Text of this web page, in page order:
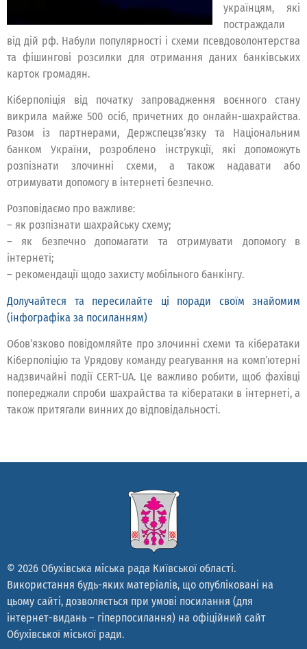
українцям, які
постраждали
від дій рф. Набули популярності і схеми псевдоволонтерства
та фішингові розсилки для отримання даних банківських
карток громадян.
Кіберполіція від початку запровадження воєнного стану
викрила майже 500 осіб, причетних до онлайн-шахрайства.
Разом із партнерами, Держспецзв’язку та Національним
банком України, розроблено інструкції, які допоможуть
розпізнати злочинні схеми, а також надавати або
отримувати допомогу в інтернеті безпечно.
Розповідаємо про важливе:
– як розпізнати шахрайську схему;
– як безпечно допомагати та отримувати допомогу в
інтернеті;
– рекомендації щодо захисту мобільного банкінгу.
Долучайтеся та пересилайте ці поради своїм знайомим
(інфографіка за посиланням)
Обовʼязково повідомляйте про злочинні схеми та кібератаки
Кіберполіцію та Урядову команду реагування на компʼютерні
надзвичайні події CERT-UA. Це важливо робити, щоб фахівці
попереджали спроби шахрайства та кібератаки в інтернеті, а
також притягали винних до відповідальності.
© 2026 Обухівська міська рада Київської області.
Використання будь-яких матеріалів, що опубліковані на
цьому сайті, дозволяється при умові посилання (для
інтернет-видань – гіперпосилання) на офіційний сайт
Обухівської міської ради.